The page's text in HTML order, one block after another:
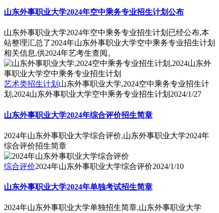
山东外事职业大学2024年空中乘务专业招生计划公布
山东外事职业大学2024年空中乘务专业招生计划已经公布,本
站整理汇总了2024年山东外事职业大学空中乘务专业招生计划
相关信息,供2024年艺考生查阅。
艺术类招生计划 山东外事职业大学,2024空中乘务专业招生计
划,2024山东外事职业大学空中乘务专业招生计划 2024/1/27
山东外事职业大学2024年综合评价招生简章
2024年山东外事职业大学综合评价,山东外事职业大学2024年
综合评价招生简章
综合评价2024年山东外事职业大学综合评价2024/1/10
山东外事职业大学2024年单独考试招生简章
2024年山东外事职业大学单独招生简章,山东外事职业大学